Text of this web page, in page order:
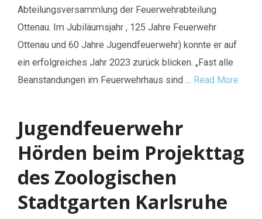
Abteilungsversammlung der Feuerwehrabteilung
Ottenau. Im Jubiläumsjahr , 125 Jahre Feuerwehr
Ottenau und 60 Jahre Jugendfeuerwehr) konnte er auf
ein erfolgreiches Jahr 2023 zurück blicken. „Fast alle
Beanstandungen im Feuerwehrhaus sind … Read More
Jugendfeuerwehr
Hörden beim Projekttag
des Zoologischen
Stadtgarten Karlsruhe